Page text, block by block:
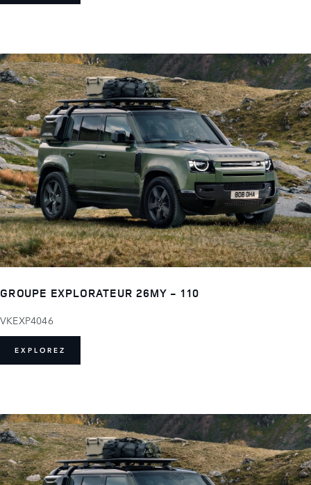
GROUPE EXPLORATEUR 26MY - 110
VKEXP4046
EXPLOREZ